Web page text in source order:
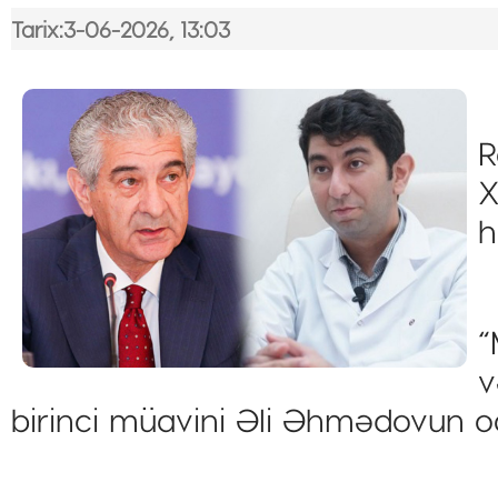
Tarix:3-06-2026, 13:03
birinci müavini Əli Əhmədovun